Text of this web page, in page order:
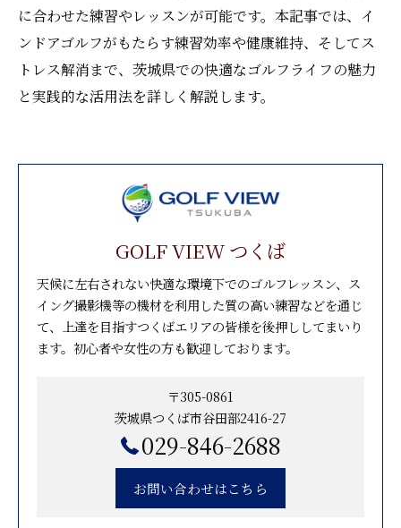
に合わせた練習やレッスンが可能です。本記事では、イ
ンドアゴルフがもたらす練習効率や健康維持、そしてス
トレス解消まで、茨城県での快適なゴルフライフの魅力
と実践的な活用法を詳しく解説します。
GOLF VIEW つくば
天候に左右されない快適な環境下でのゴルフレッスン、ス
イング撮影機等の機材を利用した質の高い練習などを通じ
て、上達を目指すつくばエリアの皆様を後押ししてまいり
ます。初心者や女性の方も歓迎しております。
〒305-0861
茨城県つくば市谷田部2416-27
029-846-2688
お問い合わせはこちら